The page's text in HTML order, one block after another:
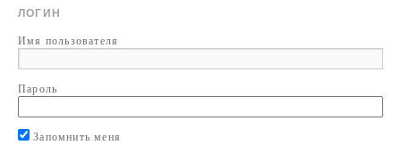
ЛОГИН
Имя пользователя
Пароль
Запомнить меня